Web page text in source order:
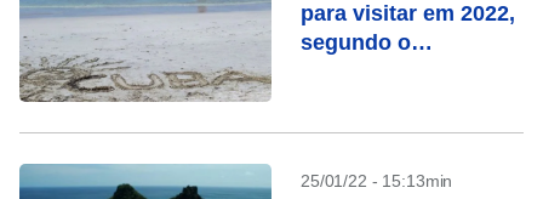
para visitar em 2022,
segundo o
25/01/22 - 15:13min